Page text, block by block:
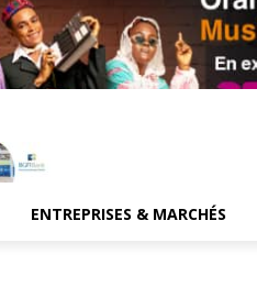
ENTREPRISES & MARCHÉS